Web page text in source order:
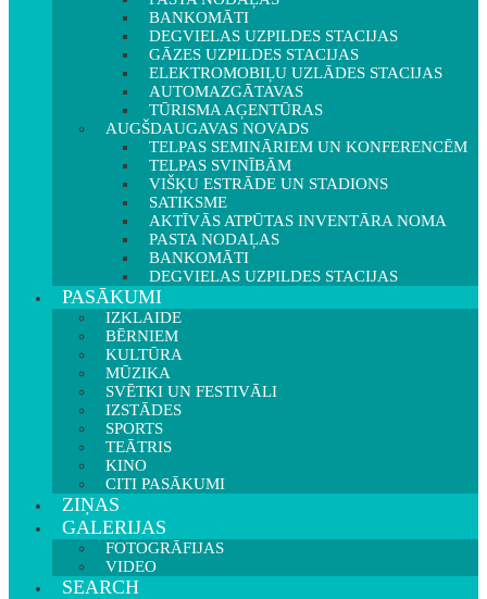
BANKOMĀTI
DEGVIELAS UZPILDES STACIJAS
GĀZES UZPILDES STACIJAS
ELEKTROMOBIĻU UZLĀDES STACIJAS
AUTOMAZGĀTAVAS
TŪRISMA AĢENTŪRAS
AUGŠDAUGAVAS NOVADS
TELPAS SEMINĀRIEM UN KONFERENCĒM
TELPAS SVINĪBĀM
VIŠĶU ESTRĀDE UN STADIONS
SATIKSME
AKTĪVĀS ATPŪTAS INVENTĀRA NOMA
PASTA NODAĻAS
BANKOMĀTI
DEGVIELAS UZPILDES STACIJAS
PASĀKUMI
IZKLAIDE
BĒRNIEM
KULTŪRA
MŪZIKA
SVĒTKI UN FESTIVĀLI
IZSTĀDES
SPORTS
TEĀTRIS
KINO
CITI PASĀKUMI
ZIŅAS
GALERIJAS
FOTOGRĀFIJAS
VIDEO
SEARCH